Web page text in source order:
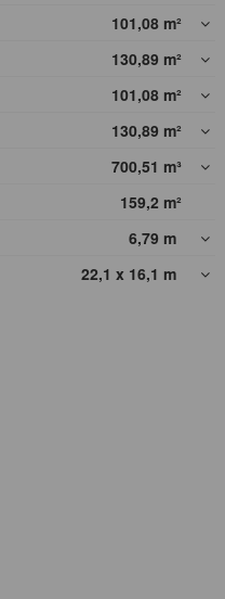
101,08 m²
130,89 m²
101,08 m²
130,89 m²
700,51 m³
159,2 m²
6,79 m
22,1 x 16,1 m